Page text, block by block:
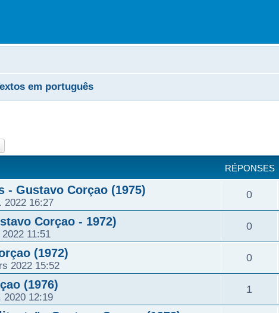
em português
RÉPONSES
- Gustavo Corçao (1975)
2022 16:27
0R
p
Corçao - 1972)
11:51
0R
p
(1972)
2022 15:52
0R
p
(1976)
2020 12:19
1